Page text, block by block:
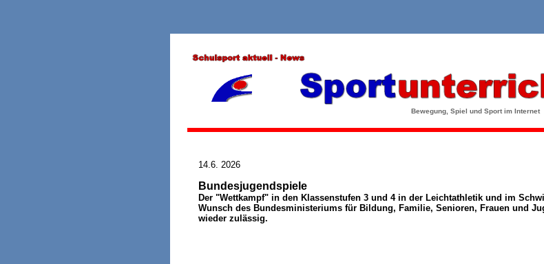
Bewegung, Spiel und Sport im Internet
14.6. 2026
Bundesjugendspiele
Der "Wettkampf" in den Klassenstufen 3 und 4 in der Leichtathletik und im
Wunsch des Bundesministeriums für Bildung, Familie, Senioren, Frauen und
wieder zulässig.